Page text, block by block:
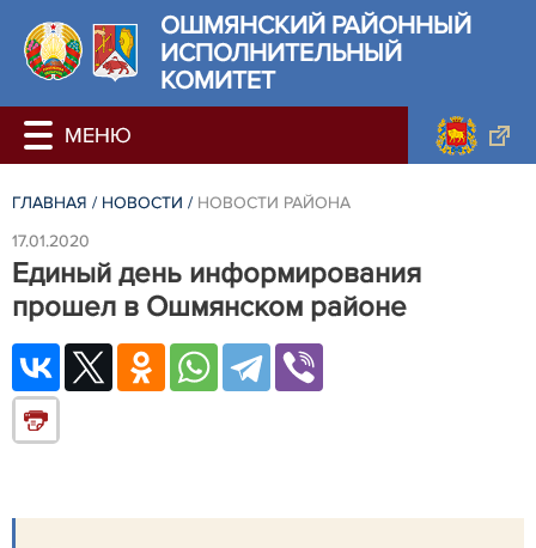
ОШМЯНСКИЙ РАЙОННЫЙ
ИСПОЛНИТЕЛЬНЫЙ
КОМИТЕТ
ГЛАВНАЯ / НОВОСТИ / НОВОСТИ РАЙОНА
17.01.2020
Единый день информирования
прошел в Ошмянском районе